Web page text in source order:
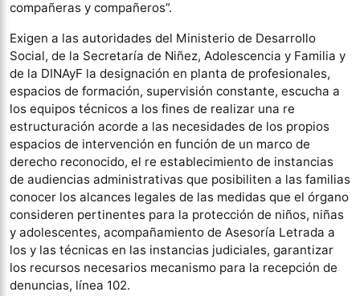
compañeras y compañeros”.
Exigen a las autoridades del Ministerio de Desarrollo
Social, de la Secretaría de Niñez, Adolescencia y Familia y
de la DINAyF la designación en planta de profesionales,
espacios de formación, supervisión constante, escucha a
los equipos técnicos a los fines de realizar una re
estructuración acorde a las necesidades de los propios
espacios de intervención en función de un marco de
derecho reconocido, el re establecimiento de instancias
de audiencias administrativas que posibiliten a las familias
conocer los alcances legales de las medidas que el órgano
consideren pertinentes para la protección de niños, niñas
y adolescentes, acompañamiento de Asesoría Letrada a
los y las técnicas en las instancias judiciales, garantizar
los recursos necesarios mecanismo para la recepción de
denuncias, línea 102.